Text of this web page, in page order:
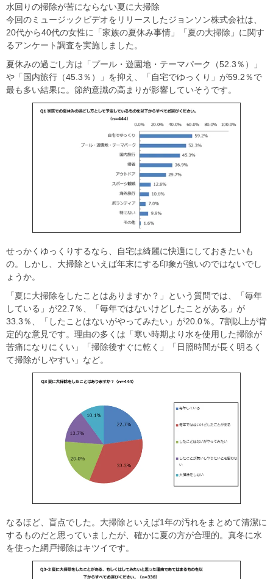
水回りの掃除が苦にならない夏に大掃除
今回のミュージックビデオをリリースしたジョンソン株式会社は、
20代から40代の女性に「家族の夏休み事情」「夏の大掃除」に関す
るアンケート調査を実施しました。
夏休みの過ごし方は「プール・遊園地・テーマパーク（52.3％）」
や「国内旅行（45.3％）」を抑え、「自宅でゆっくり」が59.2％で
最も多い結果に。節約意識の高まりが影響していそうです。
せっかくゆっくりするなら、自宅は綺麗に快適にしておきたいも
の。しかし、大掃除といえば年末にする印象が強いのではないでし
ょうか。
「夏に大掃除をしたことはありますか？」という質問では、「毎年
している」が22.7％、「毎年ではないけどしたことがある」が
33.3％、「したことはないがやってみたい」が20.0％。7割以上が肯
定的な意見です。理由の多くは「寒い時期より水を使用した掃除が
苦痛になりにくい」「掃除後すぐに乾く」「日照時間が長く明るく
て掃除がしやすい」など。
なるほど、盲点でした。大掃除といえば1年の汚れをまとめて清潔に
するものだと思っていましたが、確かに夏の方が合理的。真冬に水
を使った網戸掃除はキツイです。